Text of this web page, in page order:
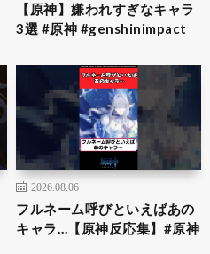
【原神】嫌われすぎなキャラ
3選 #原神 #genshinimpact
2026.08.06
フルネーム呼びといえばあの
キャラ…【原神反応集】#原神